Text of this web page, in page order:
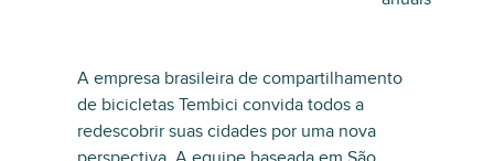
A empresa brasileira de compartilhamento
de bicicletas Tembici convida todos a
redescobrir suas cidades por uma nova